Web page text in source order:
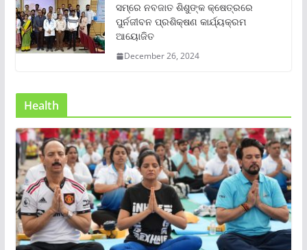
ସମ୍‌ରେ ନବଜାତ ଶିଶୁଙ୍କ କ୍ଷେତ୍ରରେ
ପୁର୍ନଜୀବନ ପ୍ରଶିକ୍ଷଣ କାର୍ଯ୍ୟକ୍ରମ
ଆୟୋଜିତ
December 26, 2024
Health